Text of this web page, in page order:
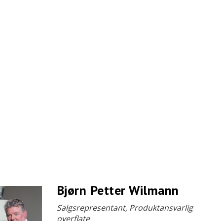
Bjørn Petter Wilmann
Salgsrepresentant, Produktansvarlig
overflate